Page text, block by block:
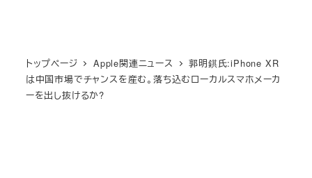
トップページ Apple関連ニュース
郭明錤氏:iPhone XR
は中国市場でチャンスを産む。落ち込むローカルスマホメーカ
ーを出し抜けるか?